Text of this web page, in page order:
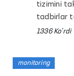
tizimini
tadbirlar
huquqlari
1336 Ko'rdi
monitoring